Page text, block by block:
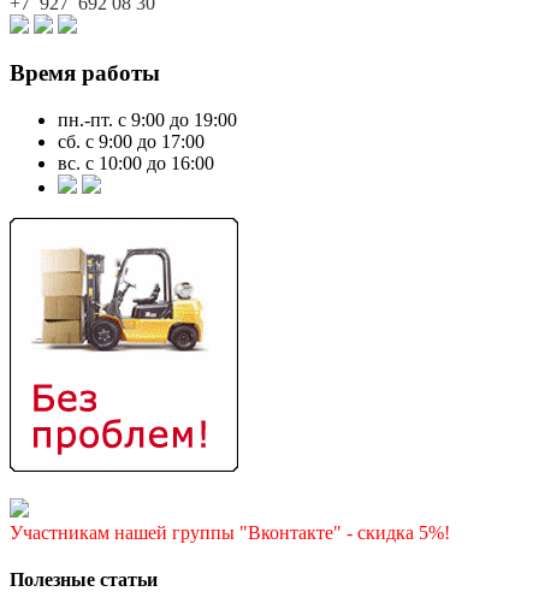
Время работы
пн.-пт. с 9:00 до 19:00
сб. с 9:00 до 17:00
вс. с 10:00 до 16:00
Участникам нашей группы "Вконтакте" - скидка 5%!
Полезные статьи